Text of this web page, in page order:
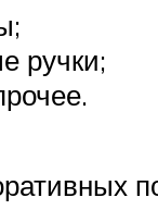
ручки;